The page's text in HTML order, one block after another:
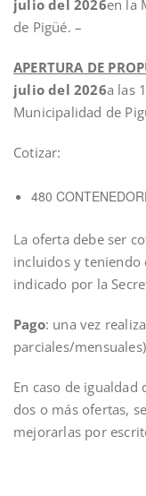
julio del 2026en la
de Pigüé. –
APERTURA DE
julio del 2026a las
Municipalidad de
Cotizar:
480
La oferta debe ser
incluidos y teniendo
indicado por la
Pago: una vez
parciales/mensuales)
En caso de
dos o más ofertas,
mejorarlas por